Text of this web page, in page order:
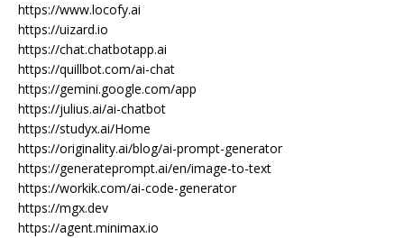
https://www.locofy.ai
https://uizard.io
https://chat.chatbotapp.ai
https://quillbot.com/ai-chat
https://gemini.google.com/app
https://julius.ai/ai-chatbot
https://studyx.ai/Home
https://originality.ai/blog/ai-prompt-generator
https://generateprompt.ai/en/image-to-text
https://workik.com/ai-code-generator
https://mgx.dev
https://agent.minimax.io